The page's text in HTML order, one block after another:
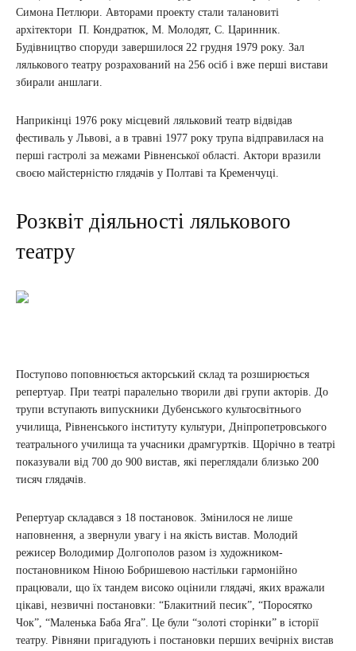
Симона Петлюри. Авторами проекту стали талановиті
архітектори П. ​​Кондратюк, М. Молодят, С. Царинник.
Будівництво споруди завершилося 22 грудня 1979 року. Зал
лялькового театру розрахований на 256 осіб і вже перші вистави
збирали аншлаги.
Наприкінці 1976 року місцевий ляльковий театр відвідав
фестиваль у Львові, а в травні 1977 року трупа відправилася на
перші гастролі за межами Рівненської області. Актори вразили
своєю майстерністю глядачів у Полтаві та Кременчуці.
Розквіт діяльності лялькового
театру
Поступово поповнюється акторський склад та розширюється
репертуар. При театрі паралельно творили дві групи акторів. До
трупи вступають випускники Дубенського культосвітнього
училища, Рівненського інституту культури, Дніпропетровського
театрального училища та учасники драмгуртків. Щорічно в театрі
показували від 700 до 900 вистав, які переглядали близько 200
тисяч глядачів.
Репертуар складався з 18 постановок. Змінилося не лише
наповнення, а звернули увагу і на якість вистав. Молодий
режисер Володимир Долгополов разом із художником-
постановником Ніною Бобришевою настільки гармонійно
працювали, що їх тандем високо оцінили глядачі, яких вражали
цікаві, незвичні постановки: “Блакитний песик”, “Поросятко
Чок”, “Маленька Баба Яга”. Це були “золоті сторінки” в історії
театру. Рівняни пригадують і постановки перших вечірніх вистав